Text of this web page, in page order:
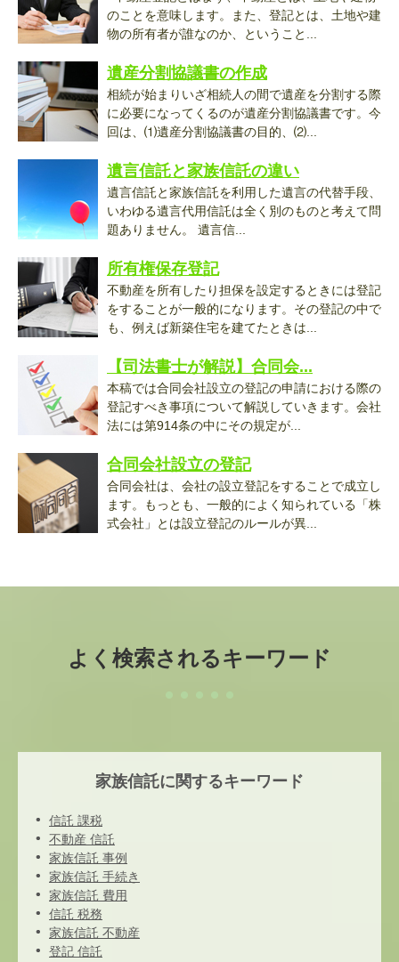
のことを意味します。また、登記とは、土地や建
物の所有者が誰なのか、ということ...
遺産分割協議書の作成
相続が始まりいざ相続人の間で遺産を分割する際
に必要になってくるのが遺産分割協議書です。今
回は、⑴遺産分割協議書の目的、⑵...
遺言信託と家族信託の違い
遺言信託と家族信託を利用した遺言の代替手段、
いわゆる遺言代用信託は全く別のものと考えて問
題ありません。 遺言信...
所有権保存登記
不動産を所有したり担保を設定するときには登記
をすることが一般的になります。その登記の中で
も、例えば新築住宅を建てたときは...
【司法書士が解説】合同会...
本稿では合同会社設立の登記の申請における際の
登記すべき事項について解説していきます。会社
法には第914条の中にその規定が...
合同会社設立の登記
合同会社は、会社の設立登記をすることで成立し
ます。もっとも、一般的によく知られている「株
式会社」とは設立登記のルールが異...
よく検索されるキーワード
家族信託に関するキーワード
信託 課税
不動産 信託
家族信託 事例
家族信託 手続き
家族信託 費用
信託 税務
家族信託 不動産
登記 信託